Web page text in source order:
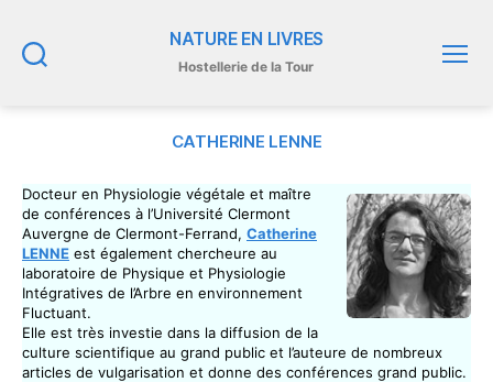
NATURE EN LIVRES
Hostellerie de la Tour
CATHERINE LENNE
Docteur en Physiologie végétale et maître
de conférences à l’Université Clermont
Auvergne de Clermont-Ferrand, Catherine
LENNE est également chercheure au
laboratoire de Physique et Physiologie
Intégratives de l’Arbre en environnement
Fluctuant.
Elle est très investie dans la diffusion de la
culture scientifique au grand public et l’auteure de nombreux
articles de vulgarisation et donne des conférences grand public.